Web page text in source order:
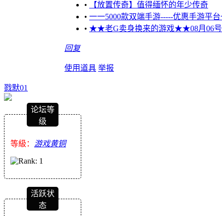
•
【放置传奇】值得缅怀的年少传奇
• 一一5000款双端手游-----优惠手游
• ★★老G卖身换来的游戏★★08月06
回复
使用道具 举报
戮默01
论坛等
级
等級： 游戏黄铜
活跃状
态